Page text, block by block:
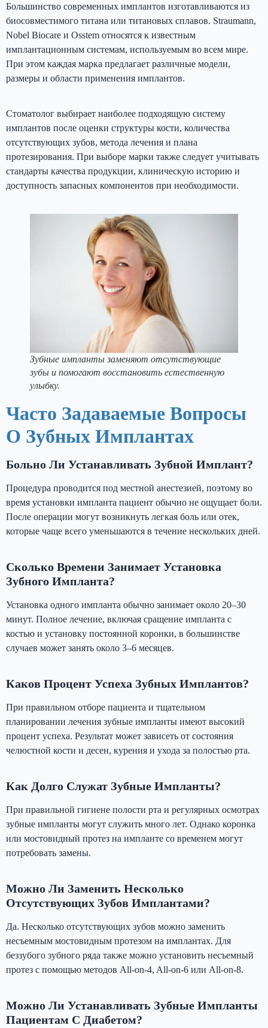
Большинство современных имплантов изготавливаются из
биосовместимого титана или титановых сплавов. Straumann,
Nobel Biocare и Osstem относятся к известным
имплантационным системам, используемым во всем мире.
При этом каждая марка предлагает различные модели,
размеры и области применения имплантов.
Стоматолог выбирает наиболее подходящую систему
имплантов после оценки структуры кости, количества
отсутствующих зубов, метода лечения и плана
протезирования. При выборе марки также следует учитывать
стандарты качества продукции, клиническую историю и
доступность запасных компонентов при необходимости.
Зубные импланты заменяют отсутствующие
зубы и помогают восстановить естественную
улыбку.
Часто Задаваемые Вопросы
О Зубных Имплантах
Больно Ли Устанавливать Зубной Имплант?
Процедура проводится под местной анестезией, поэтому во
время установки импланта пациент обычно не ощущает боли.
После операции могут возникнуть легкая боль или отек,
которые чаще всего уменьшаются в течение нескольких дней.
Сколько Времени Занимает Установка
Зубного Импланта?
Установка одного импланта обычно занимает около 20–30
минут. Полное лечение, включая сращение импланта с
костью и установку постоянной коронки, в большинстве
случаев может занять около 3–6 месяцев.
Каков Процент Успеха Зубных Имплантов?
При правильном отборе пациента и тщательном
планировании лечения зубные импланты имеют высокий
процент успеха. Результат может зависеть от состояния
челюстной кости и десен, курения и ухода за полостью рта.
Как Долго Служат Зубные Импланты?
При правильной гигиене полости рта и регулярных осмотрах
зубные импланты могут служить много лет. Однако коронка
или мостовидный протез на импланте со временем могут
потребовать замены.
Можно Ли Заменить Несколько
Отсутствующих Зубов Имплантами?
Да. Несколько отсутствующих зубов можно заменить
несъемным мостовидным протезом на имплантах. Для
беззубого зубного ряда также можно установить несъемный
протез с помощью методов All-on-4, All-on-6 или All-on-8.
Можно Ли Устанавливать Зубные Импланты
Пациентам С Диабетом?